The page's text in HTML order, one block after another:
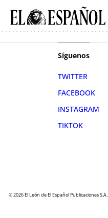
Síguenos
TWITTER
FACEBOOK
INSTAGRAM
TIKTOK
© 2026 El León de El Español Publicaciones S.A.